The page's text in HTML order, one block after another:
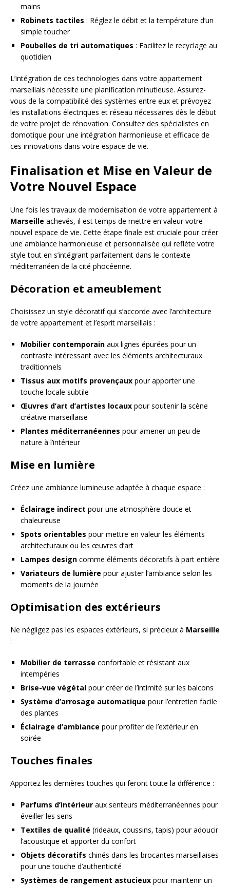
mains
Robinets tactiles : Réglez le débit et la température d’un
simple toucher
Poubelles de tri automatiques : Facilitez le recyclage au
quotidien
L’intégration de ces technologies dans votre appartement
marseillais nécessite une planification minutieuse. Assurez-
vous de la compatibilité des systèmes entre eux et prévoyez
les installations électriques et réseau nécessaires dès le début
de votre projet de rénovation. Consultez des spécialistes en
domotique pour une intégration harmonieuse et efficace de
ces innovations dans votre espace de vie.
Finalisation et Mise en Valeur de
Votre Nouvel Espace
Une fois les travaux de modernisation de votre appartement à
Marseille achevés, il est temps de mettre en valeur votre
nouvel espace de vie. Cette étape finale est cruciale pour créer
une ambiance harmonieuse et personnalisée qui reflète votre
style tout en s’intégrant parfaitement dans le contexte
méditerranéen de la cité phocéenne.
Décoration et ameublement
Choisissez un style décoratif qui s’accorde avec l’architecture
de votre appartement et l’esprit marseillais :
Mobilier contemporain aux lignes épurées pour un
contraste intéressant avec les éléments architecturaux
traditionnels
Tissus aux motifs provençaux pour apporter une
touche locale subtile
Œuvres d’art d’artistes locaux pour soutenir la scène
créative marseillaise
Plantes méditerranéennes pour amener un peu de
nature à l’intérieur
Mise en lumière
Créez une ambiance lumineuse adaptée à chaque espace :
Éclairage indirect pour une atmosphère douce et
chaleureuse
Spots orientables pour mettre en valeur les éléments
architecturaux ou les œuvres d’art
Lampes design comme éléments décoratifs à part entière
Variateurs de lumière pour ajuster l’ambiance selon les
moments de la journée
Optimisation des extérieurs
Ne négligez pas les espaces extérieurs, si précieux à Marseille
:
Mobilier de terrasse confortable et résistant aux
intempéries
Brise-vue végétal pour créer de l’intimité sur les balcons
Système d’arrosage automatique pour l’entretien facile
des plantes
Éclairage d’ambiance pour profiter de l’extérieur en
soirée
Touches finales
Apportez les dernières touches qui feront toute la différence :
Parfums d’intérieur aux senteurs méditerranéennes pour
éveiller les sens
Textiles de qualité (rideaux, coussins, tapis) pour adoucir
l’acoustique et apporter du confort
Objets décoratifs chinés dans les brocantes marseillaises
pour une touche d’authenticité
Systèmes de rangement astucieux pour maintenir un